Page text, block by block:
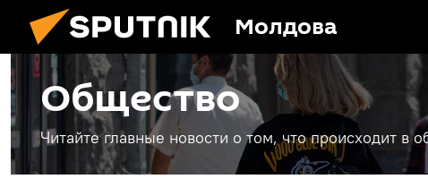
Молдова
Общество
Читайте главные новости о том, что происходит